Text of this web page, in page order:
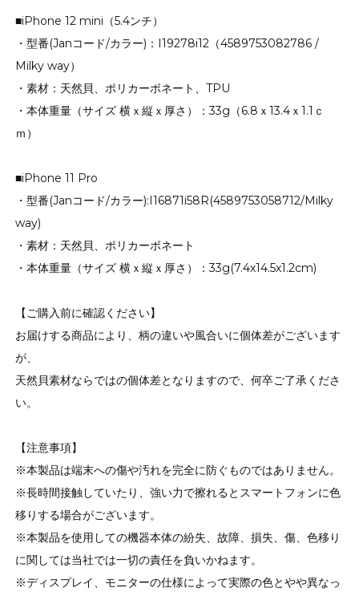
■iPhone 12 mini（5.4ンチ）
・型番(Janコード/カラー)：I19278i12（4589753082786 /
Milky way）
・素材：天然貝、ポリカーボネート、TPU
・本体重量（サイズ 横ｘ縦ｘ厚さ）：33g（6.8ｘ13.4ｘ1.1ｃ
ｍ）
■iPhone 11 Pro
・型番(Janコード/カラー):I16871i58R(4589753058712/Milky
way)
・素材：天然貝、ポリカーボネート
・本体重量（サイズ 横ｘ縦ｘ厚さ）：33g(7.4x14.5x1.2cm)
【ご購入前に確認ください】
お届けする商品により、柄の違いや風合いに個体差がございます
が、
天然貝素材ならではの個体差となりますので、何卒ご了承くださ
い。
【注意事項】
※本製品は端末への傷や汚れを完全に防ぐものではありません。
※長時間接触していたり、強い力で擦れるとスマートフォンに色
移りする場合がございます。
※本製品を使用しての機器本体の紛失、故障、損失、傷、色移り
に関しては当社では一切の責任を負いかねます。
※ディスプレイ、モニターの仕様によって実際の色とやや異なっ